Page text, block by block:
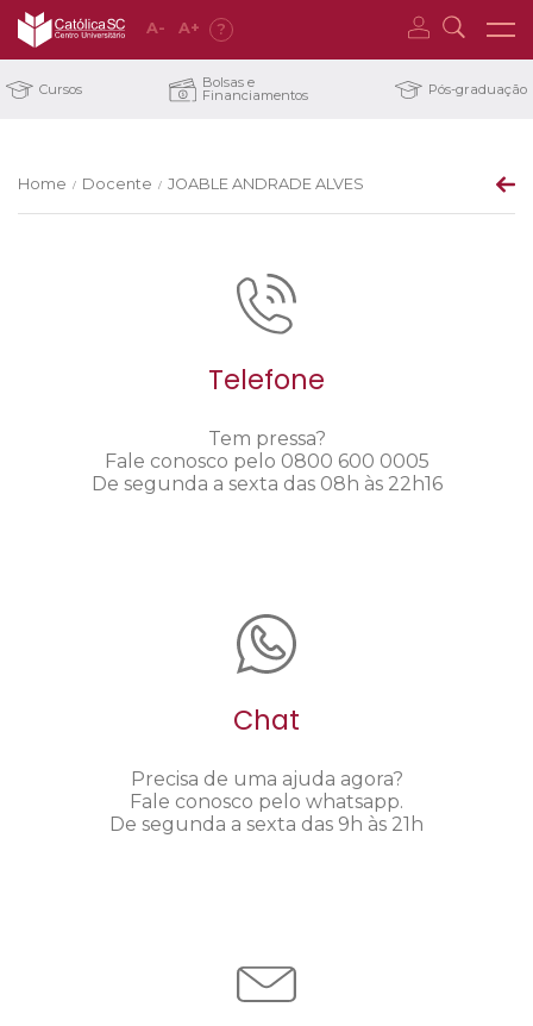
A- A+ ?
Cursos Bolsas e
Financiamentos Pós-graduação
Home / Docente / JOABLE ANDRADE ALVES
Telefone
Tem pressa?
Fale conosco pelo 0800 600 0005
De segunda a sexta das 08h às 22h16
Chat
Precisa de uma ajuda agora?
Fale conosco pelo whatsapp.
De segunda a sexta das 9h às 21h